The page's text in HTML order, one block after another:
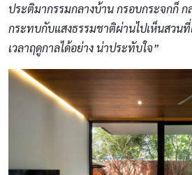
ประติมากรรมกลางบ้าน กรอบกระจกก็
กระทบกับแสงธรรมชาติผ่านไปเห็นสวน
เวลาฤดูกาลได้อย่าง น่าประทับใจ”